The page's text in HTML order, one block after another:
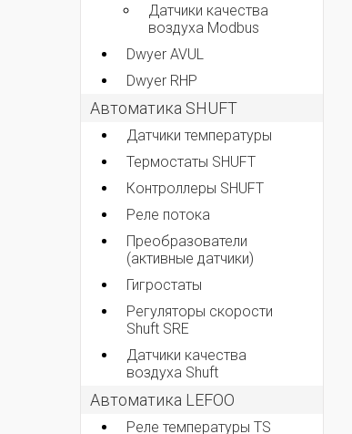
Датчики качества
воздуха Modbus
Dwyer AVUL
Dwyer RHP
Автоматика SHUFT
Датчики температуры
Термостаты SHUFT
Контроллеры SHUFT
Реле потока
Преобразователи
(активные датчики)
Гигростаты
Регуляторы скорости
Shuft SRE
Датчики качества
воздуха Shuft
Автоматика LEFOO
Реле температуры TS